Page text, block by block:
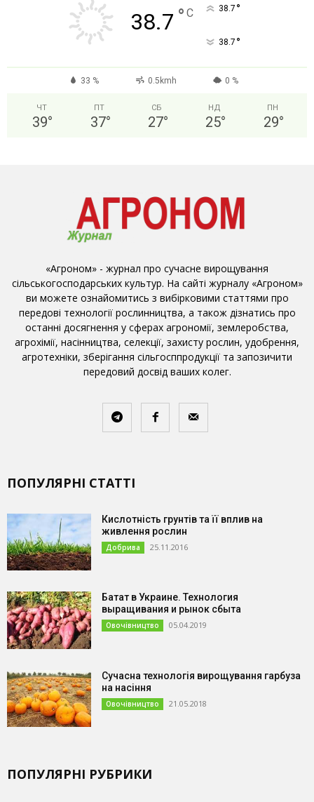
38.7 ° C 38.7 °
38.7 °
33 % 0.5kmh 0 %
ЧТ
39°
ПТ
37°
СБ
27°
НД
25°
ПН
29°
«Агроном» - журнал про сучасне вирощування
сільськогосподарських культур. На сайті журналу «Агроном»
ви можете ознайомитись з вибірковими статтями про
передові технології рослинництва, а також дізнатись про
останні досягнення у сферах агрономії, землеробства,
агрохімії, насінництва, селекції, захисту рослин, удобрення,
агротехніки, зберігання сільгосппродукції та запозичити
передовий досвід ваших колег.
ПОПУЛЯРНІ СТАТТІ
Кислотність грунтів та її вплив на
живлення рослин
Добрива 25.11.2016
Батат в Украине. Технология
выращивания и рынок сбыта
Овочівництво 05.04.2019
Сучасна технологія вирощування гарбуза
на насіння
Овочівництво 21.05.2018
ПОПУЛЯРНІ РУБРИКИ